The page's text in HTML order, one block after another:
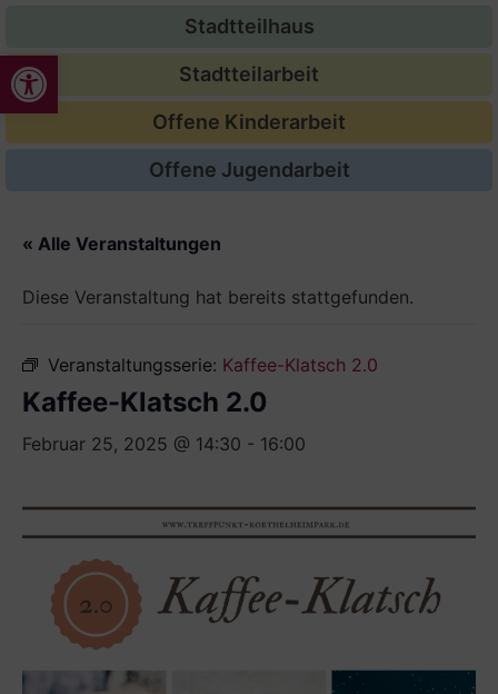
Werkzeugleiste öffnen
Stadtteilhaus
Stadtteilarbeit
Offene Kinderarbeit
Offene Jugendarbeit
« Alle Veranstaltungen
Diese Veranstaltung hat bereits stattgefunden.
Veranstaltungsserie: Kaffee-Klatsch 2.0
Kaffee-Klatsch 2.0
Februar 25, 2025 @ 14:30 - 16:00